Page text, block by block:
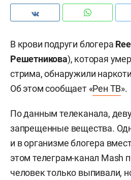
В крови подруги блогера
Решетникова), которая
стрима, обнаружили
Об этом сообщает «Рен ТВ».
По данным телеканала,
запрещенные вещества.
и в организме блогера
этом телеграм-канал Mash
человек только выпивали,